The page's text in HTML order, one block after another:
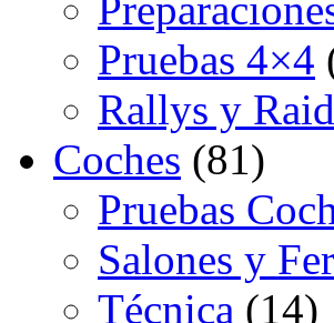
Pruebas 4×4
Rallys y
Coches (81)
Pruebas
Salones y
Técnica (14)